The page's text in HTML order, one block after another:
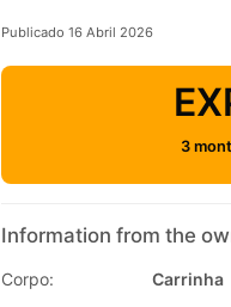
Publicado 16 Abril 2026
3
Information from the
Corpo:
Carrinha